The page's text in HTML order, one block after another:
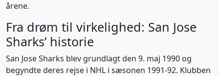
årene.
Fra drøm til virkelighed: San Jose
Sharks’ historie
San Jose Sharks blev grundlagt den 9. maj 1990 og
begyndte deres rejse i NHL i sæsonen 1991-92. Klubben